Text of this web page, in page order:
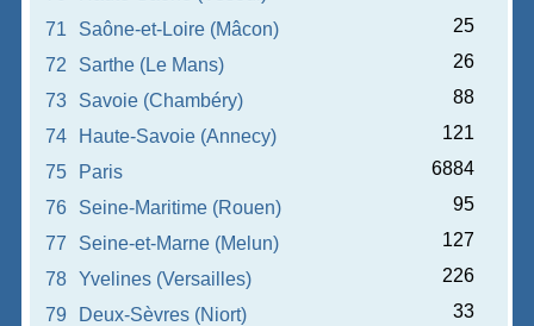
71
Saône-et-Loire (Mâcon)
25
72
Sarthe (Le Mans)
26
73
Savoie (Chambéry)
88
74
Haute-Savoie (Annecy)
121
75
Paris
6884
76
Seine-Maritime (Rouen)
95
77
Seine-et-Marne (Melun)
127
78
Yvelines (Versailles)
226
79
Deux-Sèvres (Niort)
33